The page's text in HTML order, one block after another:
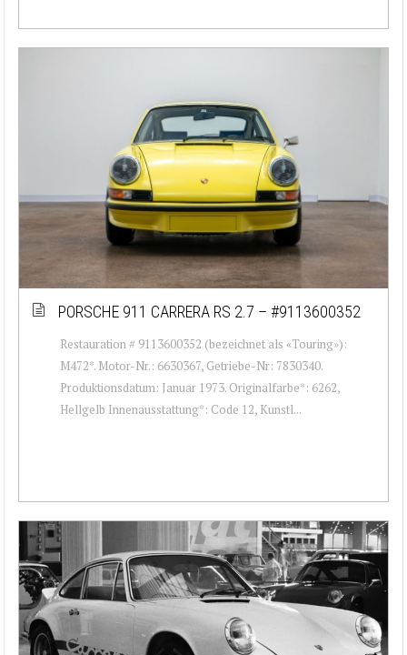
PORSCHE 911 CARRERA RS 2.7 – #9113600352
Restauration # 9113600352 (bezeichnet als «Touring»):
M472*. Motor-Nr.: 6630367, Getriebe-Nr: 7830340.
Produktionsdatum: Januar 1973. Originalfarbe*: 6262,
Hellgelb Innenausstattung*: Code 12, Kunstl...